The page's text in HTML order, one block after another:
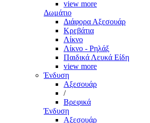
view more
Δωμάτιο
Διάφορα Αξεσουάρ
Κρεβάτια
Λίκνο
Λίκνο - Ρηλάξ
Παιδικά Λευκά Είδη
view more
Ένδυση
Αξεσουάρ
/
Βρεφικά
Ένδυση
Αξεσουάρ